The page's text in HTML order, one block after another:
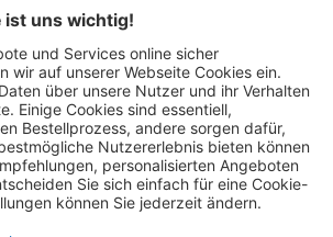
Folgen Sie uns auch auf